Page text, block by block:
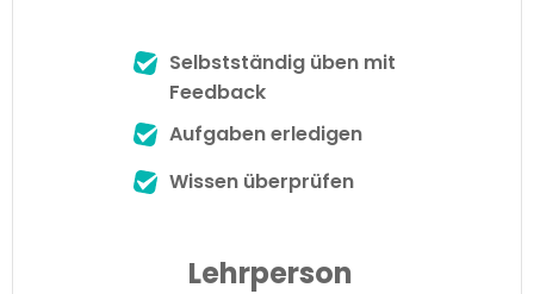
Selbstständig üben mit
Feedback
Aufgaben erledigen
Wissen überprüfen
Lehrperson